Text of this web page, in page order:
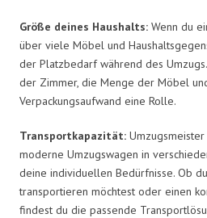
Größe deines Haushalts: Wenn du
über viele Möbel und
der Platzbedarf während des
der Zimmer, die Menge der Möbel
Verpackungsaufwand eine Rolle.
Transportkapazität:
moderne Umzugswagen in
deine individuellen Bedürfnisse. Ob
transportieren möchtest oder einen
findest du die passende